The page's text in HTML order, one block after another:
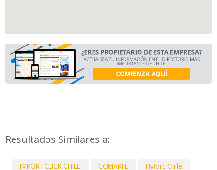
Resultados Similares a:
IMPORTCLICK CHILE COMARFE Hytorc Chile